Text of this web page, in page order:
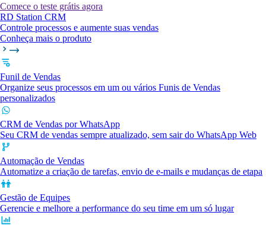
Comece o teste grátis agora
RD Station CRM
Controle processos e aumente suas vendas
Conheça mais o produto
Funil de Vendas
Organize seus processos em um ou vários Funis de Vendas
personalizados
CRM de Vendas por WhatsApp
Seu CRM de vendas sempre atualizado, sem sair do WhatsApp Web
Automação de Vendas
Automatize a criação de tarefas, envio de e-mails e mudanças de etapa
Gestão de Equipes
Gerencie e melhore a performance do seu time em um só lugar